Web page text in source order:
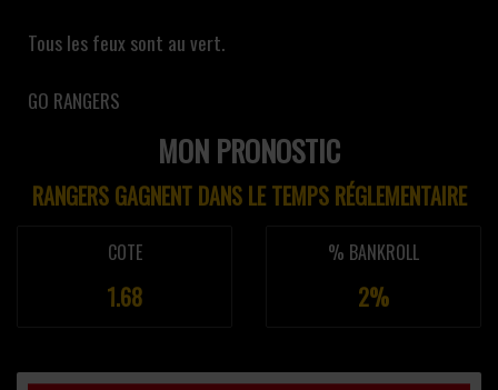
Tous les feux sont au vert.
GO RANGERS
MON PRONOSTIC
RANGERS GAGNENT DANS LE TEMPS RÉGLEMENTAIRE
COTE
1.68
% BANKROLL
2%